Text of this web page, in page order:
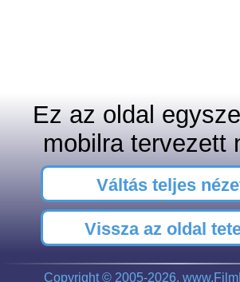
Ez az oldal
mobilra tervezett
Váltás teljes
Vissza az oldal
Copyright © 2005-2026,